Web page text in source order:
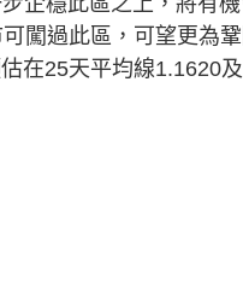
闖過此區，可望更為
在25天平均線1.1620